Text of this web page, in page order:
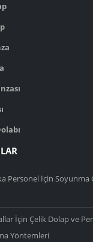
Personel İçin Soyunma
İçin Çelik Dolap ve
Yöntemleri